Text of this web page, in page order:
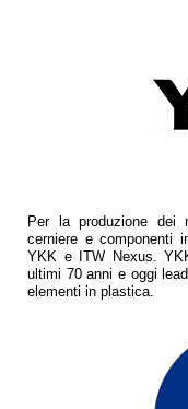
Per la produzione dei
cerniere e componenti
YKK e ITW Nexus.
ultimi 70 anni e oggi
elementi in plastica.